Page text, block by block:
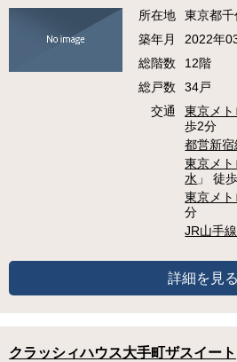
所在地
東京都
築年月
2022年
総階数
12階
総戸数
34戸
交通
東京メ
歩2分
都営新宿
東京メ
水 」 徒
東京メ
分
JR山手線
詳細を見る
クラッシィハウス大手町ザスイート